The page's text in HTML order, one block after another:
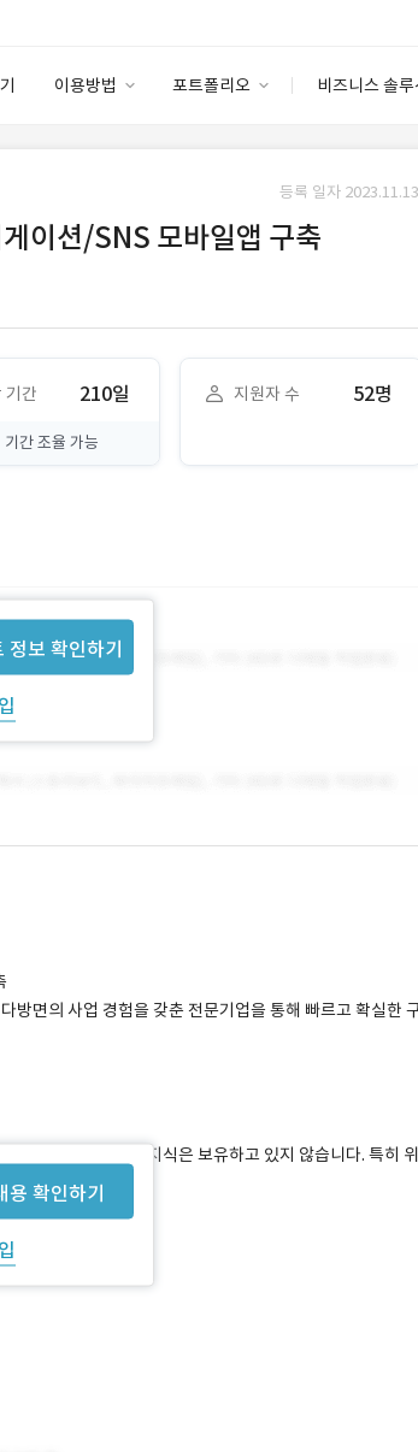
이용방법 포트폴리오 비즈니스 솔
이용요금
고객센터
안심 코드 케어
솔루션 마켓
스토어
등록 일자
이션/SNS 모바일앱 구축
기간 210일
기간 조율 가능
지원자 수 52명
정보 확인하기
용 확인하기
방면의 사업 경험을 갖춘 전문기업을 통해 빠르고 확실한
위한 기술적인 배경지식은 보유하고 있지 않습니다. 특히 위